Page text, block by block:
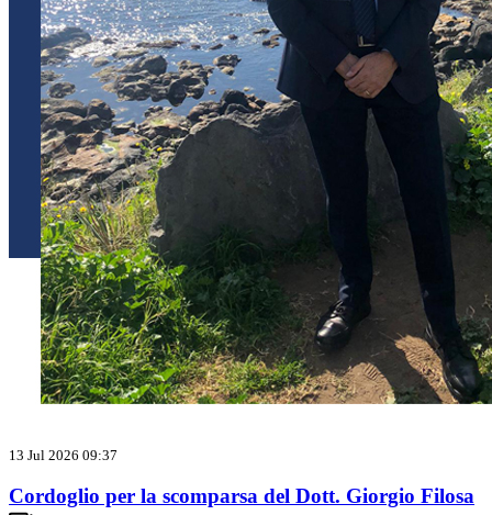
13 Jul 2026 09:37
Cordoglio per la scomparsa del Dott. Giorgio Filosa